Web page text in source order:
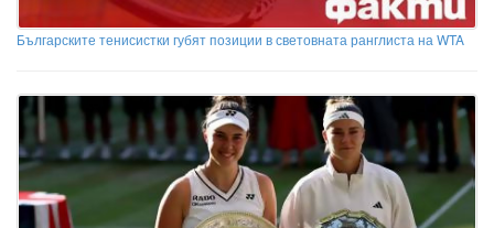
Българските тенисистки губят позиции в световната ранглиста на WTA